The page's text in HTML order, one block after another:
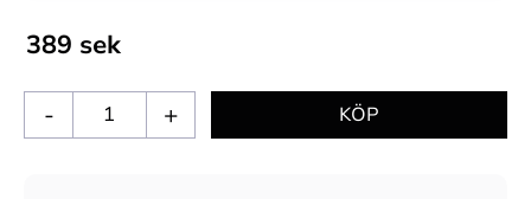
389 sek
+
-